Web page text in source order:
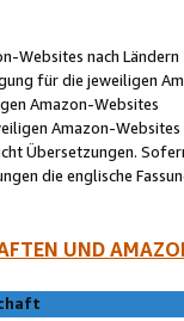
Websites nach Ländern
für die jeweiligen
Amazon-Websites
Amazon-Websites
Übersetzungen.
die englische
UND